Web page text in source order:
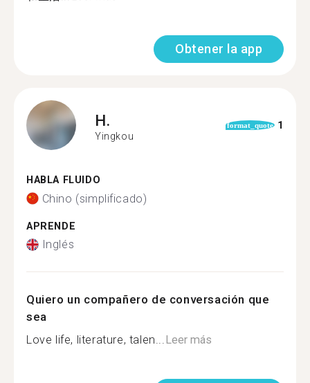
Obtener la app
H.
Yingkou
format_quote 1
HABLA FLUIDO
Chino (simplificado)
APRENDE
Inglés
Quiero un compañero de conversación que
sea
Love life, literature, talen...Leer más